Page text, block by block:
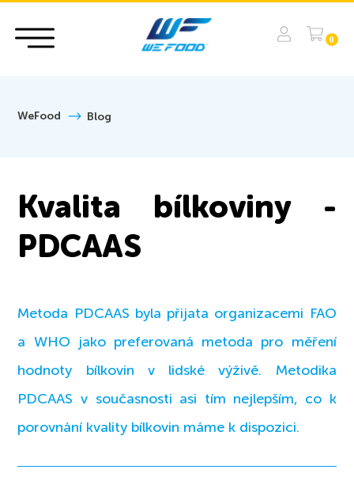
0
WeFood Blog
Kvalita bílkoviny -
PDCAAS
Metoda PDCAAS byla přijata organizacemi FAO
a WHO jako preferovaná metoda pro měření
hodnoty bílkovin v lidské výživě. Metodika
PDCAAS v současnosti asi tím nejlepším, co k
porovnání kvality bílkovin máme k dispozici.